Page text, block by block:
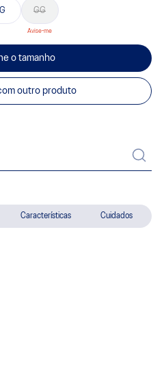
Características Cuidados
G GG
o tamanho
outro produto